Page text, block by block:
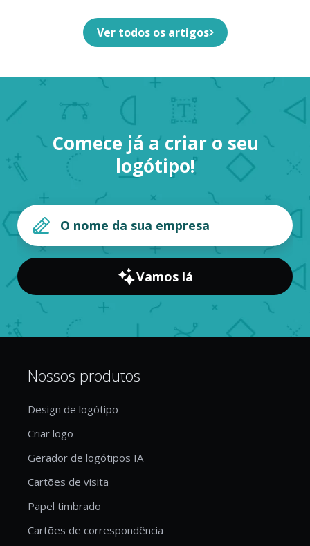
Ver todos os artigos
Comece já a criar o seu
logótipo!
Vamos lá
Nossos produtos
Design de logótipo
Criar logo
Gerador de logótipos IA
Cartões de visita
Papel timbrado
Cartões de correspondência